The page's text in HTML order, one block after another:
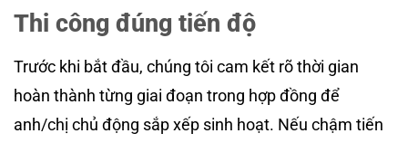
Thi công đúng tiến độ
Trước khi bắt đầu, chúng tôi cam kết rõ thời gian
hoàn thành từng giai đoạn trong hợp đồng để
anh/chị chủ động sắp xếp sinh hoạt. Nếu chậm tiến